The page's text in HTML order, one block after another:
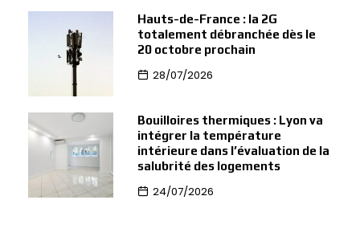
Hauts-de-France : la 2G
totalement débranchée dès le
20 octobre prochain
28/07/2026
Bouilloires thermiques : Lyon va
intégrer la température
intérieure dans l’évaluation de la
salubrité des logements
24/07/2026